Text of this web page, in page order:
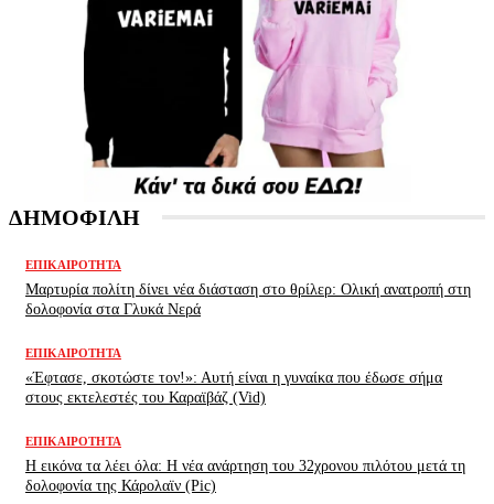
ΔΗΜΟΦΙΛΗ
ΕΠΙΚΑΙΡΌΤΗΤΑ
Μαρτυρία πολίτη δίνει νέα διάσταση στο θρίλερ: Ολική ανατροπή στη
δολοφονία στα Γλυκά Νερά
ΕΠΙΚΑΙΡΌΤΗΤΑ
«Έφτασε, σκοτώστε τον!»: Αυτή είναι η γυναίκα που έδωσε σήμα
στους εκτελεστές του Καραϊβάζ (Vid)
ΕΠΙΚΑΙΡΌΤΗΤΑ
H εικόνα τα λέει όλα: H νέα ανάρτηση του 32χρονου πιλότου μετά τη
δολοφονία της Κάρολαϊν (Pic)